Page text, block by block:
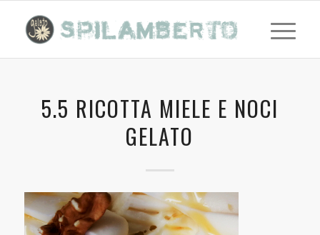
5.5 RICOTTA MIELE E NOCI
GELATO